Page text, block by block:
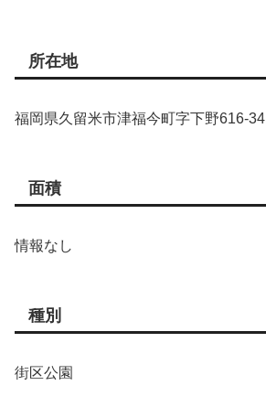
所在地
福岡県久留米市津福今町字下野616-34
面積
情報なし
種別
街区公園